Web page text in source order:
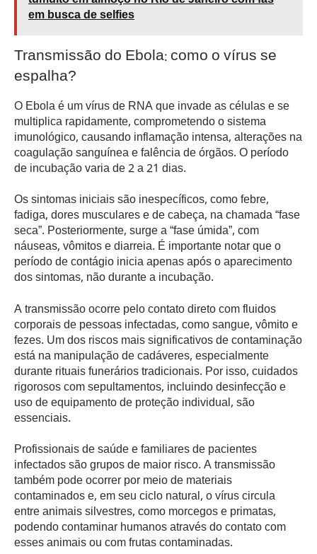
em busca de selfies
Transmissão do Ebola: como o vírus se
espalha?
O Ebola é um vírus de RNA que invade as células e se
multiplica rapidamente, comprometendo o sistema
imunológico, causando inflamação intensa, alterações na
coagulação sanguínea e falência de órgãos. O período
de incubação varia de 2 a 21 dias.
Os sintomas iniciais são inespecíficos, como febre,
fadiga, dores musculares e de cabeça, na chamada “fase
seca”. Posteriormente, surge a “fase úmida”, com
náuseas, vômitos e diarreia. É importante notar que o
período de contágio inicia apenas após o aparecimento
dos sintomas, não durante a incubação.
A transmissão ocorre pelo contato direto com fluidos
corporais de pessoas infectadas, como sangue, vômito e
fezes. Um dos riscos mais significativos de contaminação
está na manipulação de cadáveres, especialmente
durante rituais funerários tradicionais. Por isso, cuidados
rigorosos com sepultamentos, incluindo desinfecção e
uso de equipamento de proteção individual, são
essenciais.
Profissionais de saúde e familiares de pacientes
infectados são grupos de maior risco. A transmissão
também pode ocorrer por meio de materiais
contaminados e, em seu ciclo natural, o vírus circula
entre animais silvestres, como morcegos e primatas,
podendo contaminar humanos através do contato com
esses animais ou com frutas contaminadas.